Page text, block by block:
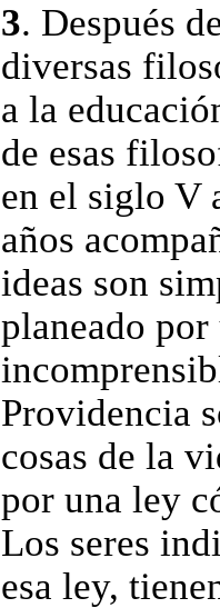
3. Después
diversas
a la
de esas
en el siglo V
años
ideas son
planeado
Providencia
cosas de la
por una ley
Los seres
esa ley,